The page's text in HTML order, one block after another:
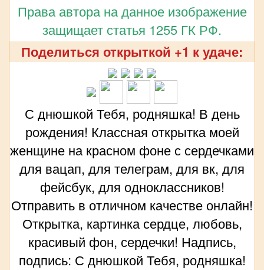
Права автора на данное изображение
защищает статья 1255 ГК РФ.
Поделиться открыткой +1 к удаче:
С днюшкой Тебя, родняшка! В день
рождения! Классная открытка моей
женщине на красном фоне с сердечками
для вацап, для телеграм, для вк, для
фейсбук, для одноклассников!
Отправить в отличном качестве онлайн!
Открытка, картинка сердце, любовь,
красивый фон, сердечки! Надпись,
подпись: С днюшкой Тебя, родняшка!